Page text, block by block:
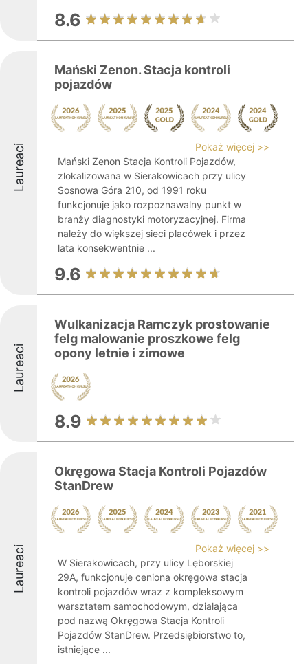
8.6
Laureaci
Mański Zenon. Stacja kontroli
pojazdów
Pokaż więcej >>
Mański Zenon Stacja Kontroli Pojazdów,
zlokalizowana w Sierakowicach przy ulicy
Sosnowa Góra 210, od 1991 roku
funkcjonuje jako rozpoznawalny punkt w
branży diagnostyki motoryzacyjnej. Firma
należy do większej sieci placówek i przez
lata konsekwentnie ...
9.6
Laureaci
Wulkanizacja Ramczyk prostowanie
felg malowanie proszkowe felg
opony letnie i zimowe
8.9
Laureaci
Okręgowa Stacja Kontroli Pojazdów
StanDrew
Pokaż więcej >>
W Sierakowicach, przy ulicy Lęborskiej
29A, funkcjonuje ceniona okręgowa stacja
kontroli pojazdów wraz z kompleksowym
warsztatem samochodowym, działająca
pod nazwą Okręgowa Stacja Kontroli
Pojazdów StanDrew. Przedsiębiorstwo to,
istniejące ...